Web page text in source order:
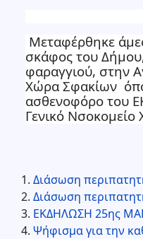
Μεταφέρθηκε
σκάφος του
φαραγγιού, στην
Χώρα Σφακίων
ασθενοφόρο του
Γενικό Νσοκομείο
Διάσωση
Διάσωση
ΕΚΔΗΛΩΣΗ 25ης
Ψήφισμα για την